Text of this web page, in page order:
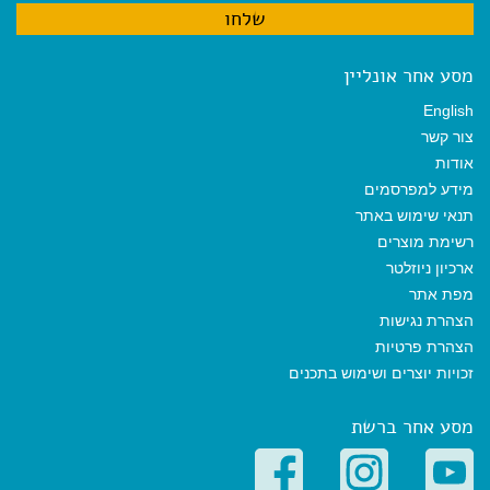
מסע אחר אונליין
English
צור קשר
אודות
מידע למפרסמים
תנאי שימוש באתר
רשימת מוצרים
ארכיון ניוזלטר
מפת אתר
הצהרת נגישות
הצהרת פרטיות
זכויות יוצרים ושימוש בתכנים
מסע אחר ברשת